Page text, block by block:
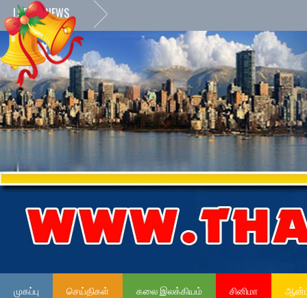
LATEST NEWS
முகப்பு செய்திகள் கலை இலக்கியம் சினிமா